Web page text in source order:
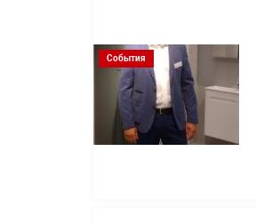
События